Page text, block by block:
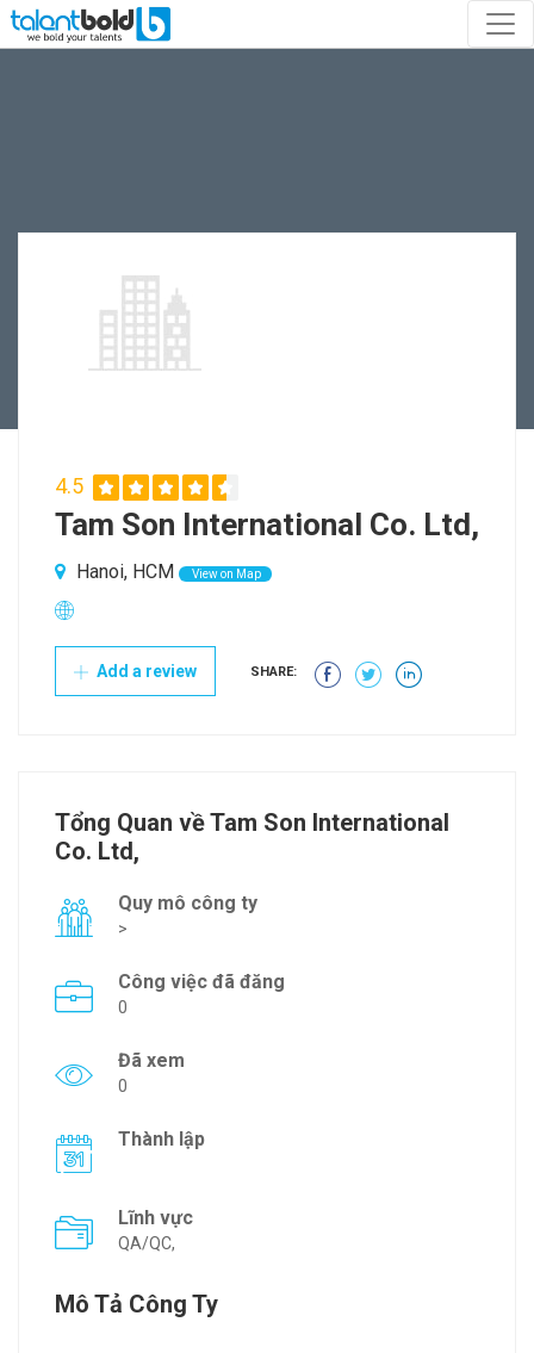
4.5
Tam Son International Co. Ltd,
Hanoi, HCM View on Map
Add a review SHARE:
Tổng Quan về Tam Son International
Co. Ltd,
Quy mô công ty
>
Công việc đã đăng
0
Đã xem
0
Thành lập
Lĩnh vực
QA/QC,
Mô Tả Công Ty